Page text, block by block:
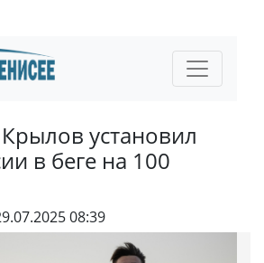
установил
в беге на 100
08:39